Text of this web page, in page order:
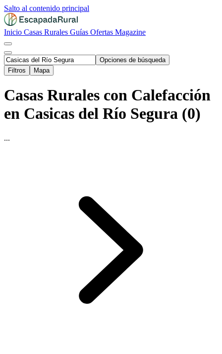
Salto al contenido principal
Inicio Casas Rurales Guías Ofertas Magazine
Opciones de búsqueda
Filtros
Mapa
Casas Rurales con Calefacción
en Casicas del Río Segura (0)
...